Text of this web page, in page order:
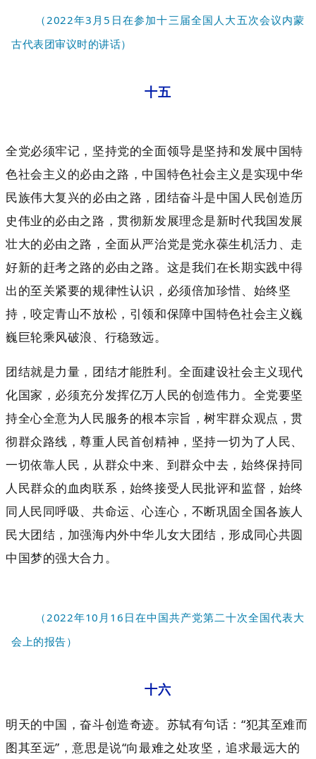
（2022年3月5日在参加十三届全国人大五次会议内蒙
古代表团审议时的讲话）
十五
全党必须牢记，坚持党的全面领导是坚持和发展中国特
色社会主义的必由之路，中国特色社会主义是实现中华
民族伟大复兴的必由之路，团结奋斗是中国人民创造历
史伟业的必由之路，贯彻新发展理念是新时代我国发展
壮大的必由之路，全面从严治党是党永葆生机活力、走
好新的赶考之路的必由之路。这是我们在长期实践中得
出的至关紧要的规律性认识，必须倍加珍惜、始终坚
持，咬定青山不放松，引领和保障中国特色社会主义巍
巍巨轮乘风破浪、行稳致远。
团结就是力量，团结才能胜利。全面建设社会主义现代
化国家，必须充分发挥亿万人民的创造伟力。全党要坚
持全心全意为人民服务的根本宗旨，树牢群众观点，贯
彻群众路线，尊重人民首创精神，坚持一切为了人民、
一切依靠人民，从群众中来、到群众中去，始终保持同
人民群众的血肉联系，始终接受人民批评和监督，始终
同人民同呼吸、共命运、心连心，不断巩固全国各族人
民大团结，加强海内外中华儿女大团结，形成同心共圆
中国梦的强大合力。
（2022年10月16日在中国共产党第二十次全国代表大
会上的报告）
十六
明天的中国，奋斗创造奇迹。苏轼有句话：“犯其至难而
图其至远”，意思是说“向最难之处攻坚，追求最远大的